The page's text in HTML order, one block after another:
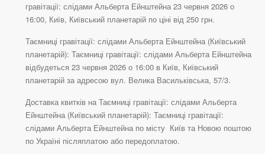
гравітації: слідами Альберта Ейнштейна 23 червня 2026 о
16:00, Київ, Київський планетарій по ціні від 250 грн.
Таємниці гравітації: слідами Альберта Ейнштейна (Київський
планетарій): Таємниці гравітації: слідами Альберта Ейнштейна
відбудеться 23 червня 2026 о 16:00 в Київ, Київський
планетарій за адресою вул. Велика Васильківська, 57/3.
Доставка квитків на Таємниці гравітації: слідами Альберта
Ейнштейна (Київський планетарій): Таємниці гравітації:
слідами Альберта Ейнштейна по місту Київ та Новою поштою
по Україні післяплатою або передоплатою.